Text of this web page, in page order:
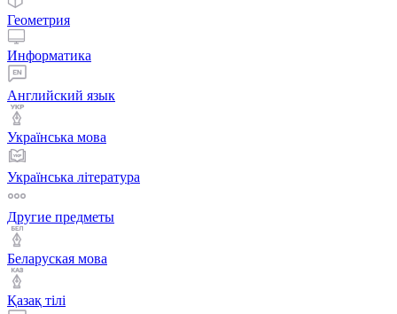
Геометрия
Информатика
Английский язык
Українська мова
Українська література
Другие предметы
Беларуская мова
Қазақ тiлi